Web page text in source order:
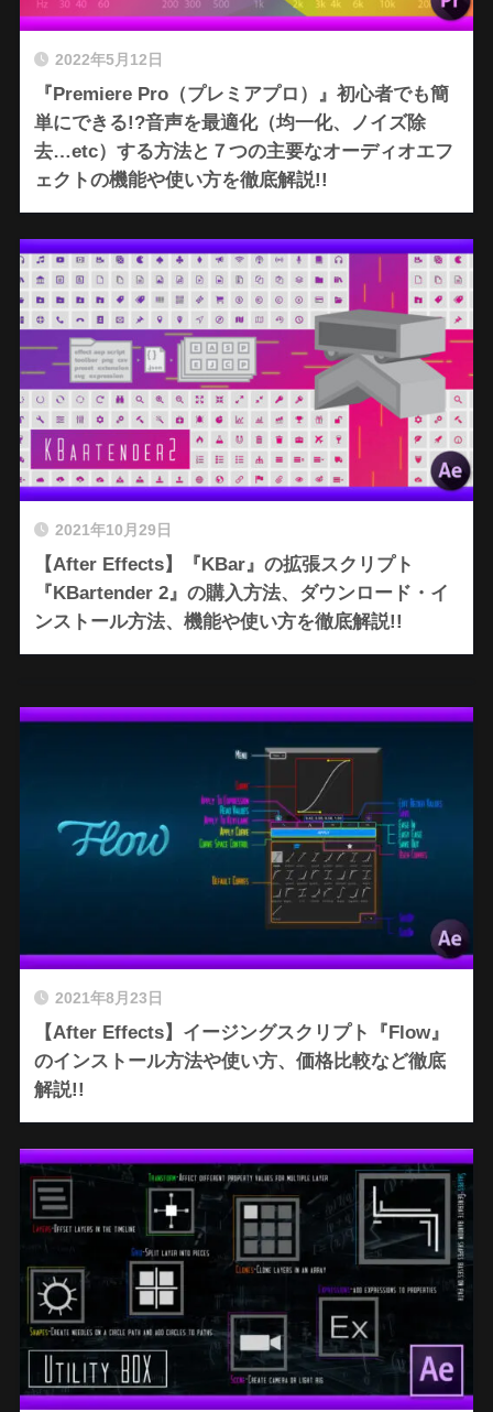
2022年5月12日
『Premiere Pro（プレミアプロ）』初心者でも簡
単にできる!?音声を最適化（均一化、ノイズ除
去…etc）する方法と７つの主要なオーディオエフ
ェクトの機能や使い方を徹底解説!!
2021年10月29日
【After Effects】『KBar』の拡張スクリプト
『KBartender 2』の購入方法、ダウンロード・イ
ンストール方法、機能や使い方を徹底解説!!
2021年8月23日
【After Effects】イージングスクリプト『Flow』
のインストール方法や使い方、価格比較など徹底
解説!!